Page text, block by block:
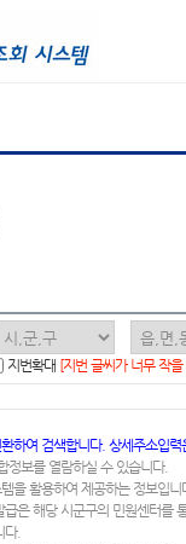
지번확대 [지번 글씨가 너무 작
하여 검색합니다. 상세주소입
정보를 열람하실 수 있습니다.
을 활용하여 제공하는 정보입니
은 해당 시군구의 민원센터를
다.